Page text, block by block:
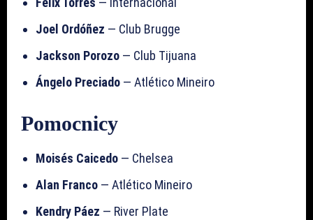
Joel Ordóñez — Club Brugge
Jackson Porozo — Club Tijuana
Ángelo Preciado — Atlético Mineiro
Pomocnicy
Moisés Caicedo — Chelsea
Alan Franco — Atlético Mineiro
Kendry Páez — River Plate